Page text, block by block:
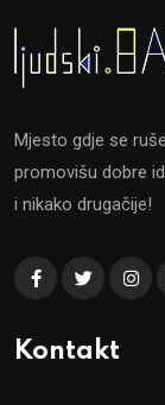
Mjesto gdje se
promovišu dobre
i nikako drugačije!
Kontakt